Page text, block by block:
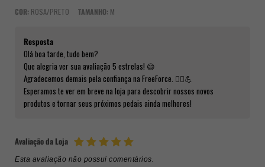
COR: ROSA/PRETO TAMANHO: M
Resposta
Olá boa tarde, tudo bem?
Que alegria ver sua avaliação 5 estrelas! 😄
Agradecemos demais pela confiança na FreeForce. 🚴‍♂️💪
Esperamos te ver em breve na loja para descobrir nossos novos
produtos e tornar seus próximos pedais ainda melhores!
Avaliação da Loja
Esta avaliação não possui comentários.